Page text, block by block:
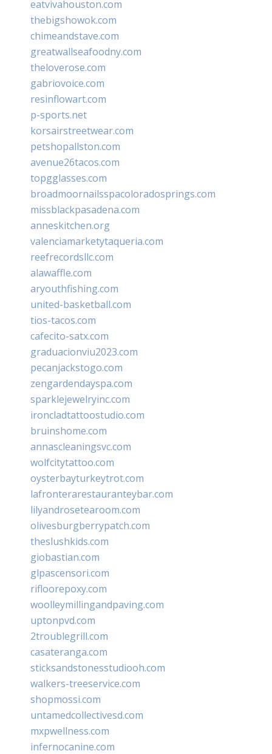
eatvivahouston.com
thebigshowok.com
chimeandstave.com
greatwallseafoodny.com
theloverose.com
gabriovoice.com
resinflowart.com
p-sports.net
korsairstreetwear.com
petshopallston.com
avenue26tacos.com
topgglasses.com
broadmoornailsspacoloradosprings.com
missblackpasadena.com
anneskitchen.org
valenciamarketytaqueria.com
reefrecordsllc.com
alawaffle.com
aryouthfishing.com
united-basketball.com
tios-tacos.com
cafecito-satx.com
graduacionviu2023.com
pecanjackstogo.com
zengardendayspa.com
sparklejewelryinc.com
ironcladtattoostudio.com
bruinshome.com
annascleaningsvc.com
wolfcitytattoo.com
oysterbayturkeytrot.com
lafronterarestauranteybar.com
lilyandrosetearoom.com
olivesburgberrypatch.com
theslushkids.com
giobastian.com
glpascensori.com
rifloorepoxy.com
woolleymillingandpaving.com
uptonpvd.com
2troublegrill.com
casateranga.com
sticksandstonesstudiooh.com
walkers-treeservice.com
shopmossi.com
untamedcollectivesd.com
mxpwellness.com
infernocanine.com